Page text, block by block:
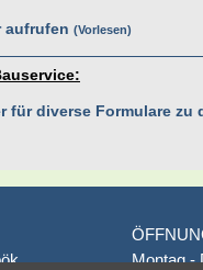
aufrufen Vorlesen
für diverse Formulare
Montag -